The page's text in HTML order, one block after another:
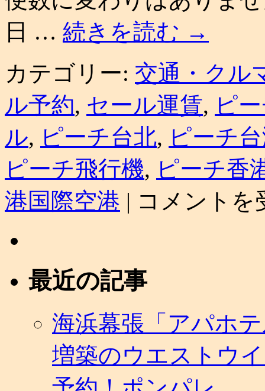
日 … 続きを読む →
カテゴリー: 交通・クル
ル予約, セール運賃, ピ
ル, ピーチ台北, ピーチ
ピーチ飛行機, ピーチ香
港国際空港 |
2013
年
ダ
イ
ヤ
発
表。
夏
コメントを
最近の記事
海浜幕張「アパホ
増築のウエストウ